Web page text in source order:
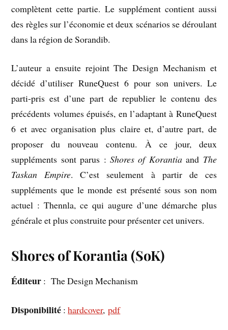
complètent cette partie. Le supplément contient aussi
des règles sur l’économie et deux scénarios se déroulant
dans la région de Sorandib.
L’auteur a ensuite rejoint The Design Mechanism et
décidé d’utiliser RuneQuest 6 pour son univers. Le
parti-pris est d’une part de republier le contenu des
précédents volumes épuisés, en l’adaptant à RuneQuest
6 et avec organisation plus claire et, d’autre part, de
proposer du nouveau contenu. À ce jour, deux
suppléments sont parus : Shores of Korantiaand The
Taskan Empire. C’est seulement à partir de ces
suppléments que le monde est présenté sous son nom
actuel : Thennla, ce qui augure d’une démarche plus
générale et plus construite pour présenter cet univers.
Shores of Korantia (SoK)
Éditeur : The Design Mechanism
Disponibilité :hardcover,pdf